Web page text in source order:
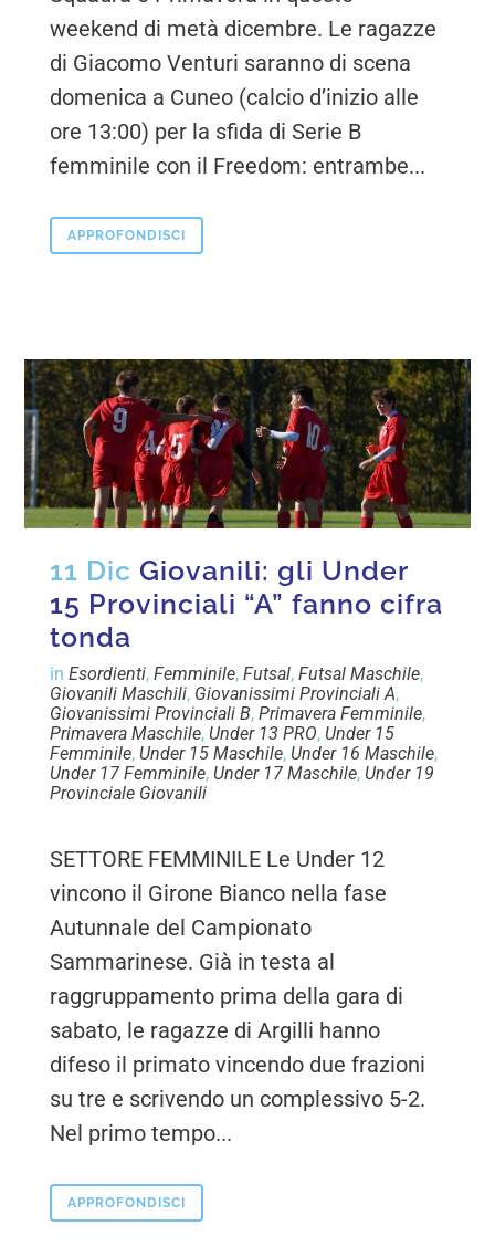
weekend di metà dicembre. Le ragazze
di Giacomo Venturi saranno di scena
domenica a Cuneo (calcio d’inizio alle
ore 13:00) per la sfida di Serie B
femminile con il Freedom: entrambe...
APPROFONDISCI
11 Dic Giovanili: gli Under
15 Provinciali “A” fanno cifra
tonda
inEsordienti,Femminile,Futsal,Futsal Maschile,
Giovanili Maschili, Giovanissimi Provinciali A,
Giovanissimi Provinciali B,Primavera Femminile,
Primavera Maschile, Under 13 PRO, Under 15
Femminile, Under 15 Maschile, Under 16 Maschile,
Under 17 Femminile, Under 17 Maschile, Under 19
Provinciale Giovanili
SETTORE FEMMINILE Le Under 12
vincono il Girone Bianco nella fase
Autunnale del Campionato
Sammarinese. Già in testa al
raggruppamento prima della gara di
sabato, le ragazze di Argilli hanno
difeso il primato vincendo due frazioni
su tre e scrivendo un complessivo 5-2.
Nel primo tempo...
APPROFONDISCI